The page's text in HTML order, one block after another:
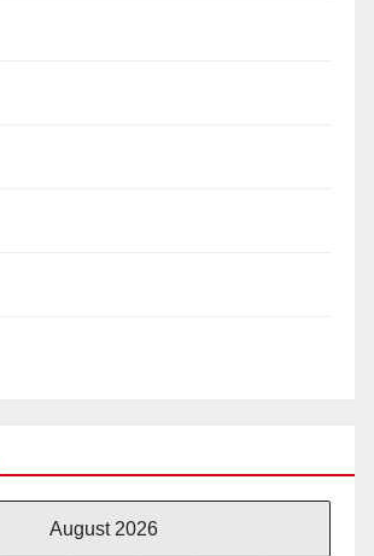
August 2026